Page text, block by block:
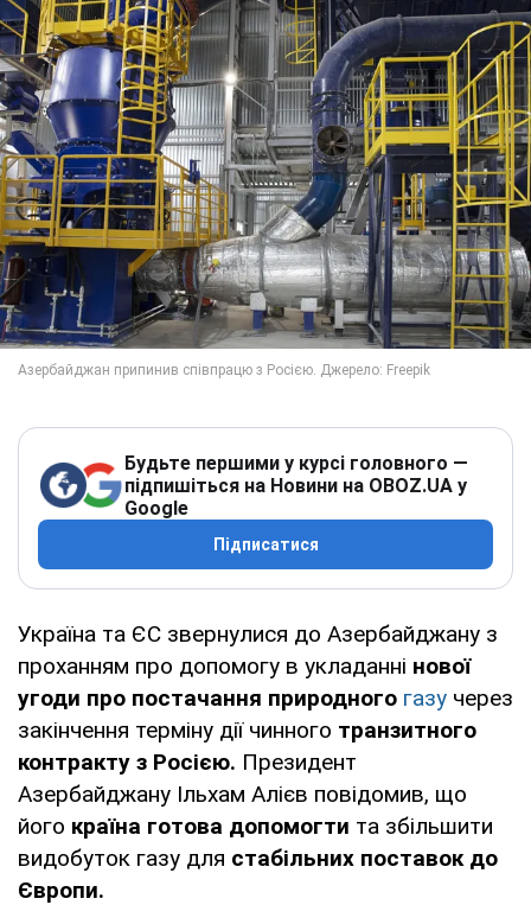
Будьте першими у курсі головного —
підпишіться на Новини на OBOZ.UA у
Google
Підписатися
Україна та ЄС звернулися до Азербайджану з
проханням про допомогу в укладанні нової
угоди про постачання природного газу через
закінчення терміну дії чинного транзитного
контракту з Росією. Президент
Азербайджану Ільхам Алієв повідомив, що
його країна готова допомогти та збільшити
видобуток газу для стабільних поставок до
Європи.